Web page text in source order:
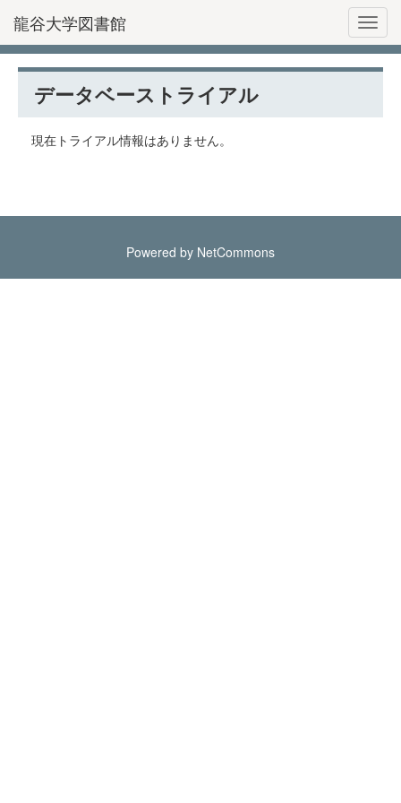
龍谷大学図書館
データベーストライアル
現在トライアル情報はありません。
Powered by NetCommons